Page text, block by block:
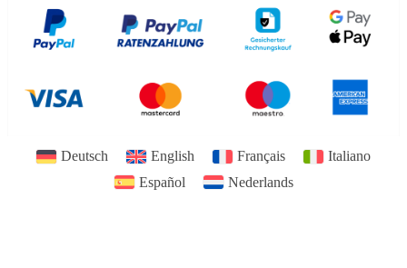
Deutsch English Français
Italiano
Español
Nederlands